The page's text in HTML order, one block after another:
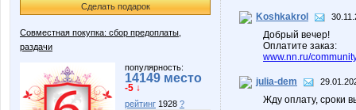
Сделать подарок
Совместная покупка: сбор предоплаты,
раздачи
популярность:
14149 место
-5 ↓
рейтинг 1928 ?
Koshkakrol
Добрый вечер!
Оплатите заказ:
www.nn.ru/
julia-dem
Жду оплату, сроки